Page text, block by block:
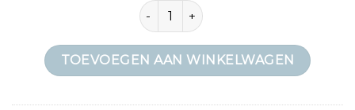
handtas bruin aantal
TOEVOEGEN AAN WINKELWAGEN